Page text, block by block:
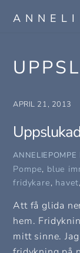
APRIL 21, 2013
ANNELIEPOMPE
Pompe, blue
fridykare, havet,
Att få glida
hem.
mitt sinne.